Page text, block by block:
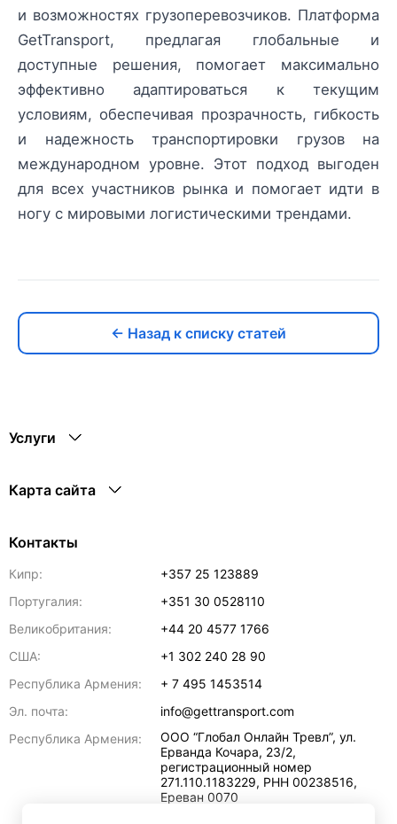
и возможностях грузоперевозчиков. Платформа
GetTransport, предлагая глобальные и
доступные решения, помогает максимально
эффективно адаптироваться к текущим
условиям, обеспечивая прозрачность, гибкость
и надежность транспортировки грузов на
международном уровне. Этот подход выгоден
для всех участников рынка и помогает идти в
ногу с мировыми логистическими трендами.
← Назад к списку статей
Услуги
Карта сайта
Контакты
Кипр:
+357 25 123889
Португалия:
+351 30 0528110
Великобритания:
+44 20 4577 1766
США:
+1 302 240 28 90
Республика Армения:
+ 7 495 1453514
Эл. почта:
info@gettransport.com
Республика Армения:
ООО “Глобал Онлайн Тревл”, ул.
Ерванда Кочара, 23/2,
регистрационный номер
271.110.1183229, РНН 00238516,
Ереван 0070